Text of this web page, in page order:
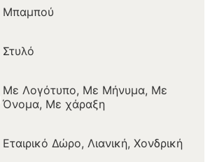
Μπαμπού
Στυλό
Με Λογότυπο, Με Μήνυμα, Με
Όνομα, Με χάραξη
Εταιρικό Δώρο, Λιανική, Χονδρική